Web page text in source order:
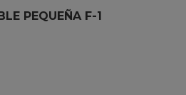
PEQUEÑA F-1